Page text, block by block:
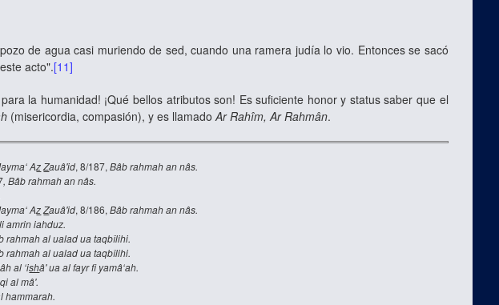
de agua casi muriendo de sed, cuando una ramera judía lo vio. Entonces se sacó
acto".[11]
la humanidad! ¡Qué bellos atributos son! Es suficiente honor y status saber que el
(misericordia, compasión), y es llamadoAr Rahîm, Ar Rahmân.
Az Zauâ'id, 8/187,Bâb rahmah an nâs.
, Bâb rahmah an nâs.
Az Zauâ'id, 8/186,Bâb rahmah an nâs.
amrin iahduz.
rahmah al ualad ua taqbîlihi.
rahmah al ualad ua taqbîlihi.
al ‘ishâ' ua al fayr fi yamâ‘ah.
al mâ'.
hammarah.